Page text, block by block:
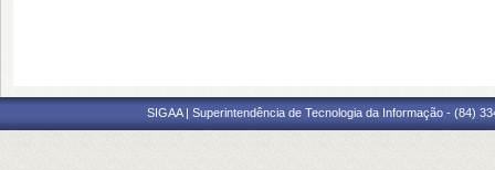
SIGAA | Superintendência de Tecnologia da Informação - (84)